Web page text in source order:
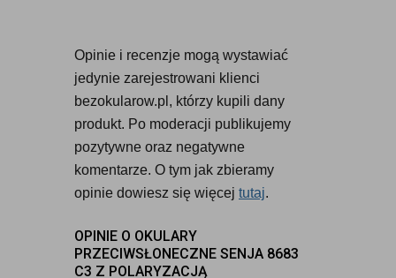
Opinie i recenzje mogą wystawiać
jedynie zarejestrowani klienci
bezokularow.pl, którzy kupili dany
produkt. Po moderacji publikujemy
pozytywne oraz negatywne
komentarze. O tym jak zbieramy
opinie dowiesz się więcej tutaj.
OPINIE O OKULARY
PRZECIWSŁONECZNE SENJA 8683
C3 Z POLARYZACJĄ